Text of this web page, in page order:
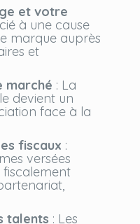
et votre
à une cause
marque auprès
et
marché : La
devient un
face à la
fiscaux :
versées
fiscalement
talents : Les